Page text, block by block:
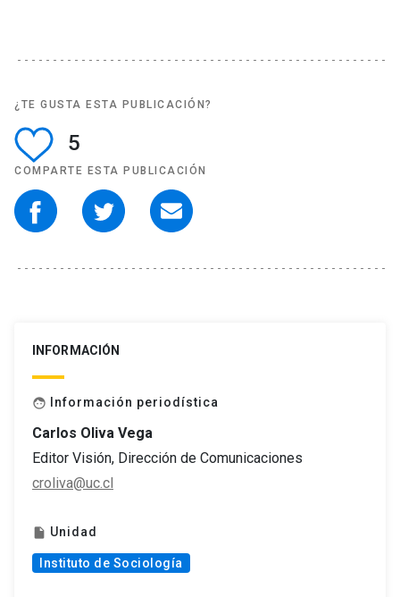
¿TE GUSTA ESTA PUBLICACIÓN?
5
COMPARTE ESTA PUBLICACIÓN
INFORMACIÓN
face Información periodística
Carlos Oliva Vega
Editor Visión, Dirección de Comunicaciones
croliva@uc.cl
insert_drive_file Unidad
Instituto de Sociología